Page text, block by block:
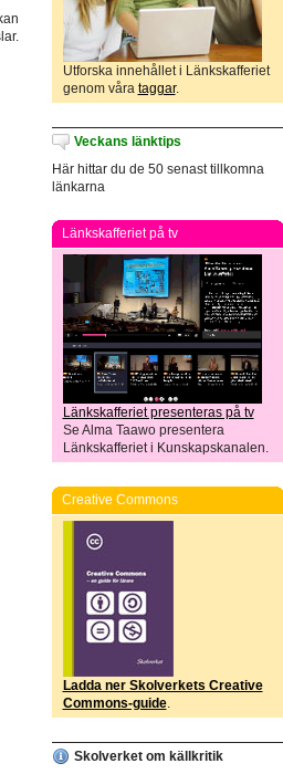
Utforska innehållet i Länkskafferiet
genom våra taggar.
Veckans länktips
Här hittar du de 50 senast tillkomna
länkarna
Länkskafferiet på tv
Länkskafferiet presenteras på tv
Se Alma Taawo presentera
Länkskafferiet i Kunskapskanalen.
Creative Commons
Ladda ner Skolverkets Creative
Commons-guide.
Skolverket om källkritik